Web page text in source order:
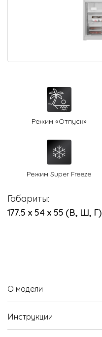
8 800 3333 887
Режим «Отпуск»
Режим Super Freeze
Габариты:
177.5 х 54 х 55 (В, Ш, Г)
О модели
Инструкции